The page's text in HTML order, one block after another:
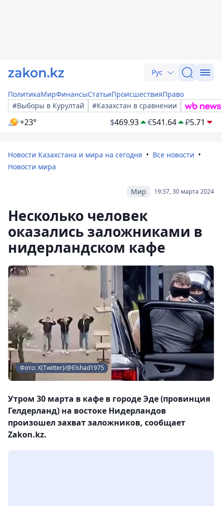
Рус
ПолитикаМирФинансыСтатьиПроисшествияПраво
#Выборы в Курултай
#Казахстан в сравнении
+23° $469.93 €541.64 ₽5.71
Новости Казахстана и мира на сегодня
Все новости
Новости мира
19:37, 30 марта 2024
Мир
Несколько человек
оказались заложниками в
нидерландском кафе
Фото: X(Twitter)/@Elshad1975
Утром 30 марта в кафе в городе Эде (провинция
Гелдерланд) на востоке Нидерландов
произошел захват заложников, сообщает
Zakon.kz.